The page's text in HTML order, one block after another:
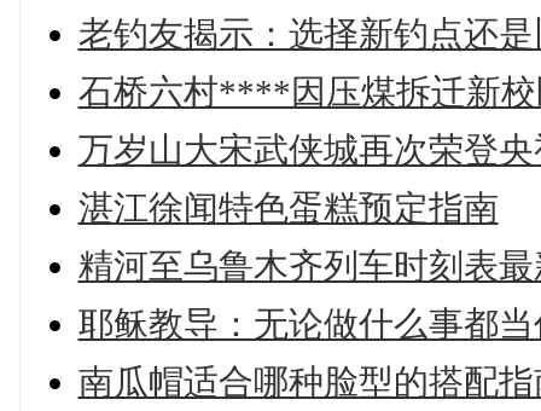
老钓友揭示：选择新钓点还
石桥六村****因压煤拆迁新
万岁山大宋武侠城再次荣登
湛江徐闻特色蛋糕预定指南
精河至乌鲁木齐列车时刻表
耶稣教导：无论做什么事都
南瓜帽适合哪种脸型的搭配指